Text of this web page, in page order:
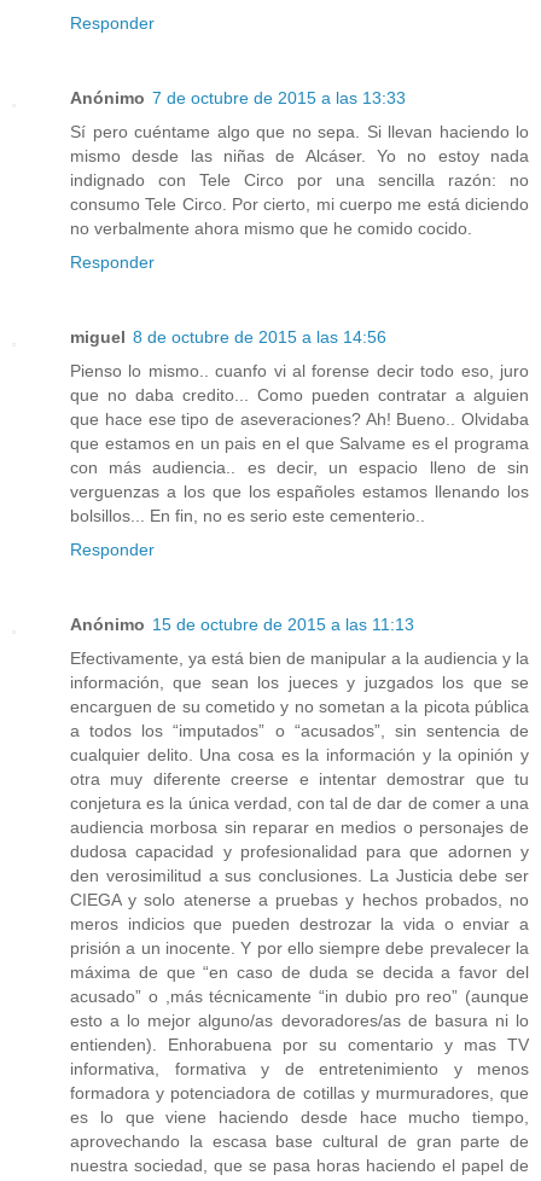
Responder
Anónimo 7 de octubre de 2015 a las 13:33
Sí pero cuéntame algo que no sepa. Si llevan haciendo lo
mismo desde las niñas de Alcáser. Yo no estoy nada
indignado con Tele Circo por una sencilla razón: no
consumo Tele Circo. Por cierto, mi cuerpo me está diciendo
no verbalmente ahora mismo que he comido cocido.
Responder
miguel 8 de octubre de 2015 a las 14:56
Pienso lo mismo.. cuanfo vi al forense decir todo eso, juro
que no daba credito... Como pueden contratar a alguien
que hace ese tipo de aseveraciones? Ah! Bueno.. Olvidaba
que estamos en un pais en el que Salvame es el programa
con más audiencia.. es decir, un espacio lleno de sin
verguenzas a los que los españoles estamos llenando los
bolsillos... En fin, no es serio este cementerio..
Responder
Anónimo 15 de octubre de 2015 a las 11:13
Efectivamente, ya está bien de manipular a la audiencia y la
información, que sean los jueces y juzgados los que se
encarguen de su cometido y no sometan a la picota pública
a todos los “imputados” o “acusados”, sin sentencia de
cualquier delito. Una cosa es la información y la opinión y
otra muy diferente creerse e intentar demostrar que tu
conjetura es la única verdad, con tal de dar de comer a una
audiencia morbosa sin reparar en medios o personajes de
dudosa capacidad y profesionalidad para que adornen y
den verosimilitud a sus conclusiones. La Justicia debe ser
CIEGA y solo atenerse a pruebas y hechos probados, no
meros indicios que pueden destrozar la vida o enviar a
prisión a un inocente. Y por ello siempre debe prevalecer la
máxima de que “en caso de duda se decida a favor del
acusado” o ,más técnicamente “in dubio pro reo” (aunque
esto a lo mejor alguno/as devoradores/as de basura ni lo
entienden). Enhorabuena por su comentario y mas TV
informativa, formativa y de entretenimiento y menos
formadora y potenciadora de cotillas y murmuradores, que
es lo que viene haciendo desde hace mucho tiempo,
aprovechando la escasa base cultural de gran parte de
nuestra sociedad, que se pasa horas haciendo el papel de